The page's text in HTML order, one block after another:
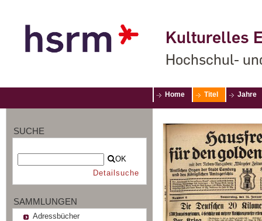
Kulturelles
Hochschul-
Home Titel Jahre
SUCHE
OK
Detailsuche
SAMMLUNGEN
Adressbücher